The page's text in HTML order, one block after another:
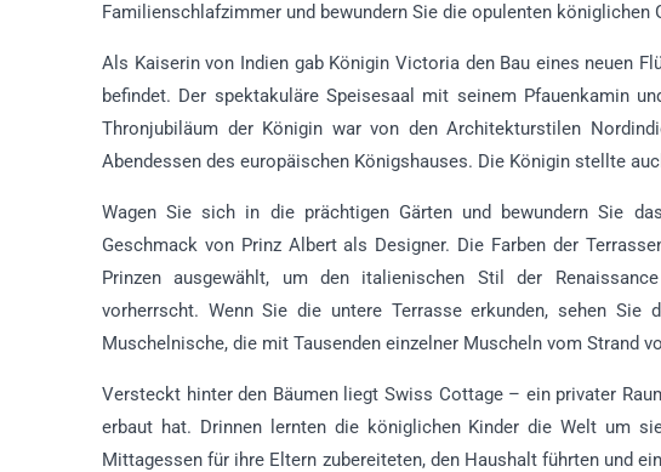
Familienschlafzimmer und bewundern Sie die opulenten königlichen
Als Kaiserin von Indien gab Königin Victoria den Bau eines neuen
befindet. Der spektakuläre Speisesaal mit seinem Pfauenkamin
Thronjubiläum der Königin war von den Architekturstilen
Abendessen des europäischen Königshauses. Die Königin stellte
Wagen Sie sich in die prächtigen Gärten und bewundern Sie
Geschmack von Prinz Albert als Designer. Die Farben der
Prinzen ausgewählt, um den italienischen Stil der
vorherrscht. Wenn Sie die untere Terrasse erkunden, sehen Sie
Muschelnische, die mit Tausenden einzelner Muscheln vom Strand
Versteckt hinter den Bäumen liegt Swiss Cottage – ein privater
erbaut hat. Drinnen lernten die königlichen Kinder die Welt um
Mittagessen für ihre Eltern zubereiteten, den Haushalt führten und